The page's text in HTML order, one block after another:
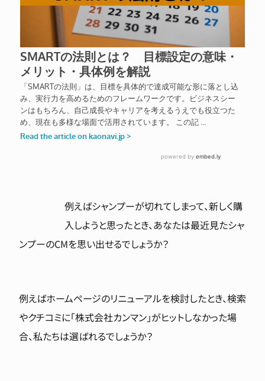
例えばシャンプーが切れてしまって、新しく購
入しようと思ったとき、あなたは最近見たシャ
ンプーのCMを思い出せるでしょうか？
例えばホームページのリニューアルを検討したとき、検索
やクチコミに「株式会社カンマン」がヒットしなかった場
合、私たちは選ばれるでしょうか？